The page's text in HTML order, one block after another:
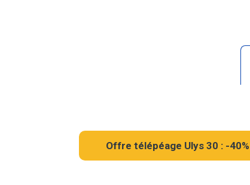
Offre télépéage Ulys 30 : -